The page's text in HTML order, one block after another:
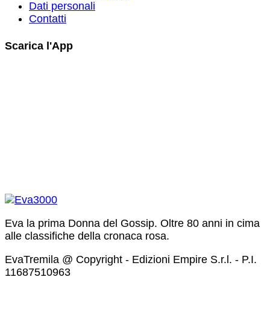
Dati personali
Contatti
Scarica l'App
Eva la prima Donna del Gossip. Oltre 80 anni in cima
alle classifiche della cronaca rosa.
EvaTremila @ Copyright - Edizioni Empire S.r.l. - P.I.
11687510963​